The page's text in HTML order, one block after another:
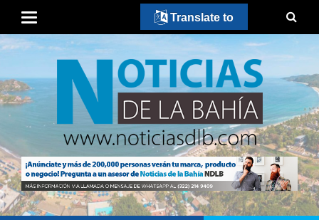
Translate to